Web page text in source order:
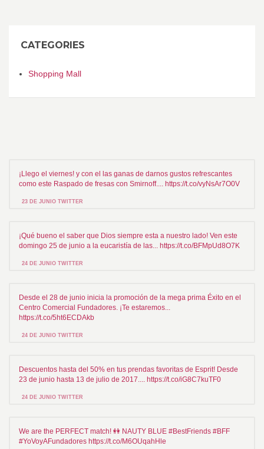
CATEGORIES
Shopping Mall
¡Llego el viernes! y con el las ganas de darnos gustos refrescantes
como este Raspado de fresas con Smirnoff.... https://t.co/vyNsAr7O0V
23 DE JUNIO TWITTER
¡Qué bueno el saber que Dios siempre esta a nuestro lado! Ven este
domingo 25 de junio a la eucaristía de las... https://t.co/BFMpUd8O7K
24 DE JUNIO TWITTER
Desde el 28 de junio inicia la promoción de la mega prima Éxito en el
Centro Comercial Fundadores. ¡Te estaremos...
https://t.co/5ht6ECDAkb
24 DE JUNIO TWITTER
Descuentos hasta del 50% en tus prendas favoritas de Esprit! Desde
23 de junio hasta 13 de julio de 2017.... https://t.co/iG8C7kuTF0
24 DE JUNIO TWITTER
We are the PERFECT match! 👭 NAUTY BLUE #BestFriends #BFF
#YoVoyAFundadores https://t.co/M6OUqahHle